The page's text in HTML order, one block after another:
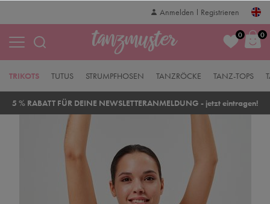
Anmelden Registrieren
0 0
TRIKOTS TUTUS TANZRÖCKE
STRUMPFHOSEN TANZ-TOPS
5 % RABATT FÜR DEINE NEWSLETTERANMELDUNG - jetzt eintragen!